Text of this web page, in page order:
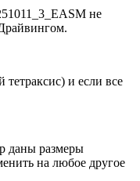
не
и если все
даны размеры
на любое другое